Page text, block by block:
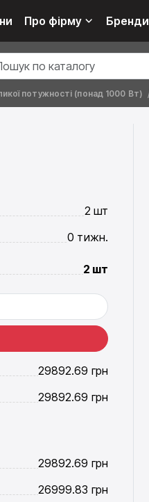
Про фірму Бренди
потужності (понад 1000 Вт)
2 шт
0 тижн.
2 шт
29892.69 грн
29892.69 грн
29892.69 грн
26999.83 грн